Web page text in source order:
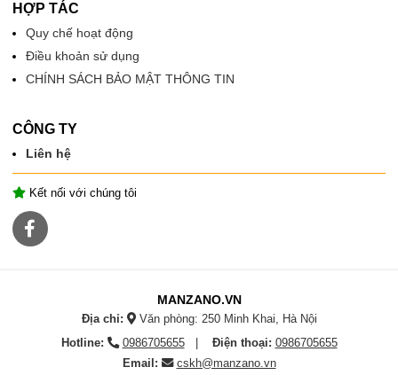
HỢP TÁC
Quy chế hoạt động
Điều khoản sử dụng
CHÍNH SÁCH BẢO MẬT THÔNG TIN
CÔNG TY
Liên hệ
Kết nối với chúng tôi
MANZANO.VN
Địa chỉ:
Văn phòng: 250 Minh Khai, Hà Nội
Hotline:
0986705655 Điện thoại: 0986705655
Email:
cskh@manzano.vn